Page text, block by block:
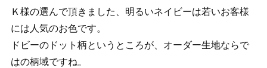
Ｋ様の選んで頂きました、明るいネイビーは若いお客様
には人気のお色です。
ドビーのドット柄というところが、オーダー生地ならで
はの柄域ですね。